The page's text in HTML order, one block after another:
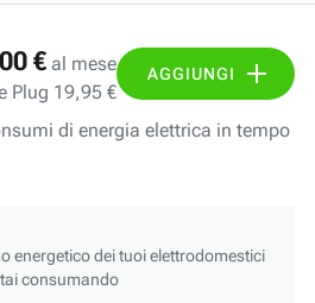
€ al mese
Plug 19,95 €
AGGIUNGI
di energia elettrica in tempo
energetico dei tuoi elettrodomestici
consumando